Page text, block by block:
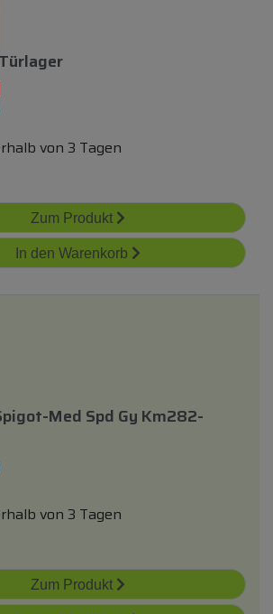
von 3 Tagen
Zum Produkt
In den Warenkorb
Med Spd Gy Km282-
von 3 Tagen
Zum Produkt